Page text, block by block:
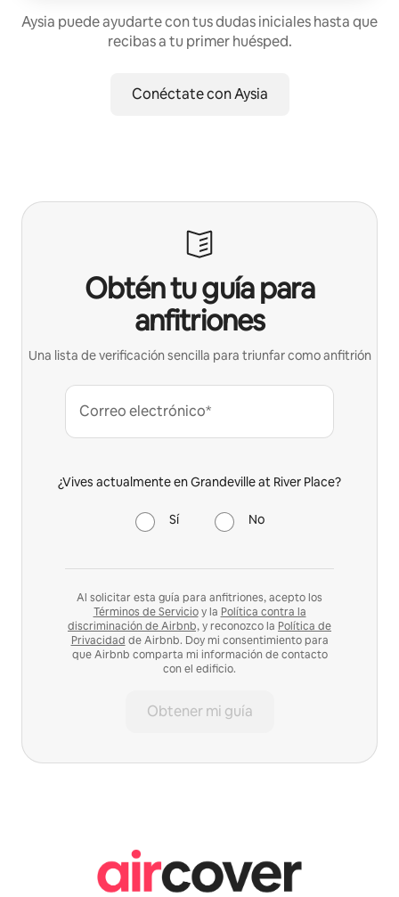
Aysia puede ayudarte con tus dudas iniciales hasta que
recibas a tu primer huésped.
Conéctate con Aysia
Obtén tu guía para
anfitriones
Una lista de verificación sencilla para triunfar como anfitrión
Correo electrónico*
¿Vives actualmente en Grandeville at River Place?
Sí No
Al solicitar esta guía para anfitriones, acepto los
Términos de Servicioy la Política contra la
discriminación de Airbnb,y reconozco la Política de
Privacidad de Airbnb. Doy mi consentimiento para
que Airbnb comparta mi información de contacto
con el edificio.
Obtener mi guía